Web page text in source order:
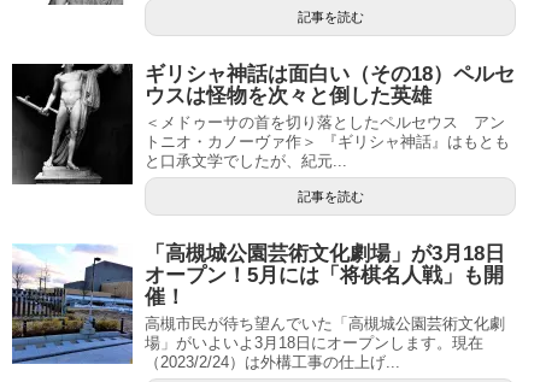
記事を読む
ギリシャ神話は面白い（その18）ペルセ
ウスは怪物を次々と倒した英雄
＜メドゥーサの首を切り落としたペルセウス アン
トニオ・カノーヴァ作＞ 『ギリシャ神話』はもとも
と口承文学でしたが、紀元...
記事を読む
「高槻城公園芸術文化劇場」が3月18日
オープン！5月には「将棋名人戦」も開
催！
高槻市民が待ち望んでいた「高槻城公園芸術文化劇
場」がいよいよ3月18日にオープンします。現在
（2023/2/24）は外構工事の仕上げ...